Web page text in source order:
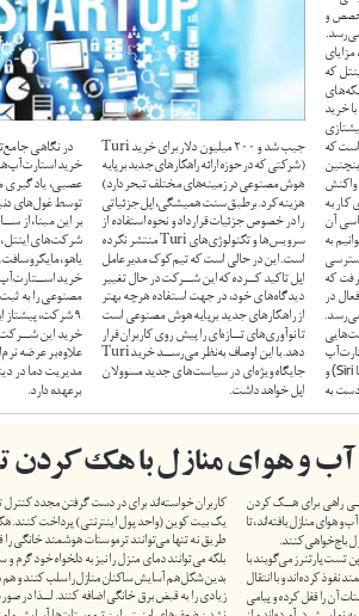
(Siri
Turi 200
جيب شد و
)شركتى كه در حوزه ارائه راهكارهاى جديد برپايه
هوش مصنوعى در زمينه هاى مختلف تبحر دارد(
هزينه كرد. برطبق سنت هميشگى، اپل جزئياتى
Turi
است. اين در حالى است كه تيم كوك مديرعامل
اپل تاكيد كــرده كه اين شــركت در حال تغيير
ديدگاه هاى خود، در جهت استفاده هرچه بهتر
از راهكارهاى جديد برپايه هوش مصنوعى است
تا نوآورى هاى تــازه اى را پيش روى كاربران قرار
Turi
دهد. با اين اوصاف به نظر مى رســد خريد
جايگاه ويژه اى در سياست هاى جديد مسوولان
اپل خواهد داشت.
در نگاهى جامع تر، بدنيســت نگاهى به آمار
خريد استارت آپ هاى فعال در حوزه شبكه هاى
عصبى، يادگيرى ماشــينى و هوش مصنوعى
توسط غول هاى دنياى تكنولوژى داشته باشيم.
بر اين مبنا، از ســال
شركت هاى اينتل، گوگل، اپل،
خريد اســتارت آپ هاى فعــال در حوزه هوش
مصنوعى را به ثبت رســانده اند. گوگل با خريد
شركت، پيشتاز اين حوزه است. شاخص ترين 9
خريد اين شــركت،
علاوه بر عرضه نرم افزار شاخص
كاربران خواسته اند براى در دست گرفتن مجدد كنترل ترموستات
طريق نه تنها مى توانند ترموستات هوشمند خانگى را قفل كنند،
بدين شكل هم آسايش ساكنان منازل را سلب كنند و هم هزينه هاى
زيادى را به قبض برق خانگى اضافه كنند. لــذا در صورت برطرف
نشدن ضعف هاى امنيتى اين ترموستات ها آسايش و امنيت مردم
و هواى منازل با هك كردن